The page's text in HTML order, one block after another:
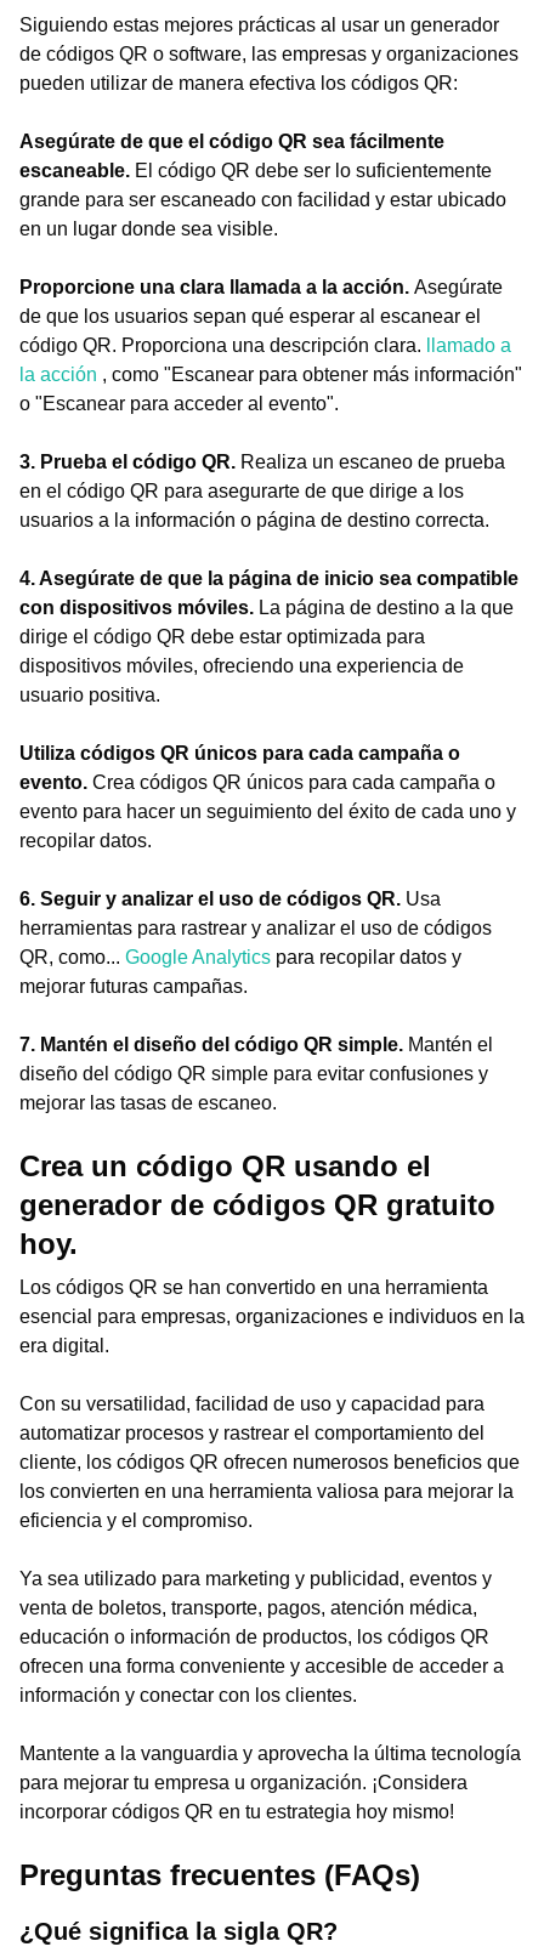
Siguiendo estas mejores prácticas al usar un generador
de códigos QR o software, las empresas y organizaciones
pueden utilizar de manera efectiva los códigos QR:
Asegúrate de que el código QR sea fácilmente
escaneable. El código QR debe ser lo suficientemente
grande para ser escaneado con facilidad y estar ubicado
en un lugar donde sea visible.
Proporcione una clara llamada a la acción. Asegúrate
de que los usuarios sepan qué esperar al escanear el
código QR. Proporciona una descripción clara.
llamado a
la acción , como "Escanear para obtener más información"
o "Escanear para acceder al evento".
3. Prueba el código QR. Realiza un escaneo de prueba
en el código QR para asegurarte de que dirige a los
usuarios a la información o página de destino correcta.
4. Asegúrate de que la página de inicio sea compatible
con dispositivos móviles. La página de destino a la que
dirige el código QR debe estar optimizada para
dispositivos móviles, ofreciendo una experiencia de
usuario positiva.
Utiliza códigos QR únicos para cada campaña o
evento. Crea códigos QR únicos para cada campaña o
evento para hacer un seguimiento del éxito de cada uno y
recopilar datos.
6. Seguir y analizar el uso de códigos QR. Usa
herramientas para rastrear y analizar el uso de códigos
QR, como... Google Analytics para recopilar datos y
mejorar futuras campañas.
7. Mantén el diseño del código QR simple. Mantén el
diseño del código QR simple para evitar confusiones y
mejorar las tasas de escaneo.
Crea un código QR usando el
generador de códigos QR gratuito
hoy.
Los códigos QR se han convertido en una herramienta
esencial para empresas, organizaciones e individuos en la
era digital.
Con su versatilidad, facilidad de uso y capacidad para
automatizar procesos y rastrear el comportamiento del
cliente, los códigos QR ofrecen numerosos beneficios que
los convierten en una herramienta valiosa para mejorar la
eficiencia y el compromiso.
Ya sea utilizado para marketing y publicidad, eventos y
venta de boletos, transporte, pagos, atención médica,
educación o información de productos, los códigos QR
ofrecen una forma conveniente y accesible de acceder a
información y conectar con los clientes.
Mantente a la vanguardia y aprovecha la última tecnología
para mejorar tu empresa u organización. ¡Considera
incorporar códigos QR en tu estrategia hoy mismo!
Preguntas frecuentes (FAQs)
¿Qué significa la sigla QR?